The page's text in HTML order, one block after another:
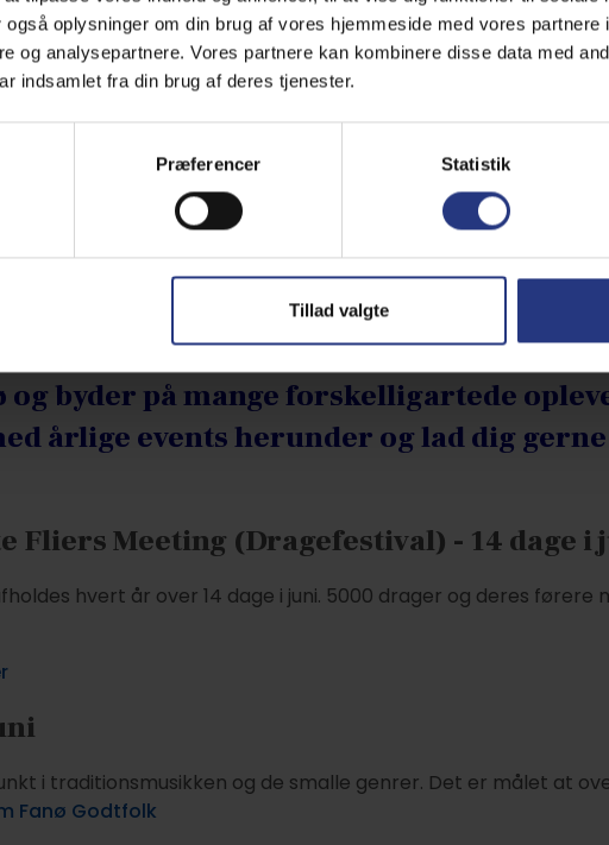
oplysninger om din brug af vores hjemmeside med vores partnere
og analysepartnere. Vores partnere kan kombinere disse data med
indsamlet fra din brug af deres tjenester.
Præferencer Statistik
Tillad valgte
helligdage og lad dig inspirere til en Fanøferie.
og byder på mange forskelligartede
årlige events herunder og lad dig
Meeting (Dragefestival) - 14 dage i
hvert år over 14 dage i juni. 5000 drager og deres førere
i traditionsmusikken og de smalle genrer. Det er målet at
Fanø Godtfolk